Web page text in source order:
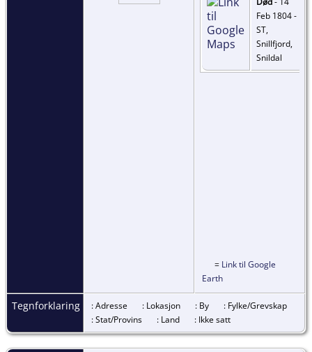
Feb 1804 -
ST,
Snillfjord,
Snildal
= Link til Google
Earth
Tegnforklaring : Adresse : Lokasjon : By
: Fylke/Grevskap
: Stat/Provins
: Land : Ikke satt